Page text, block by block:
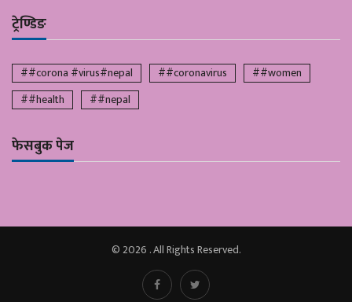
ट्रेण्डिङ
##corona #virus#nepal ##coronavirus
##women
##health
##nepal
फेसबुक पेज
© 2026 . All Rights Reserved.